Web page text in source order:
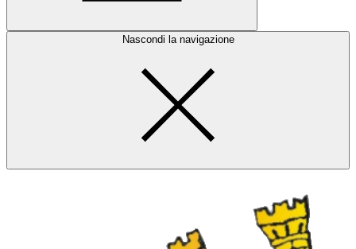
Nascondi la navigazione